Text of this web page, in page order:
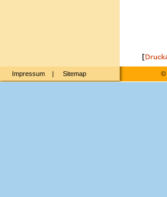
Impressum | Sitemap ©